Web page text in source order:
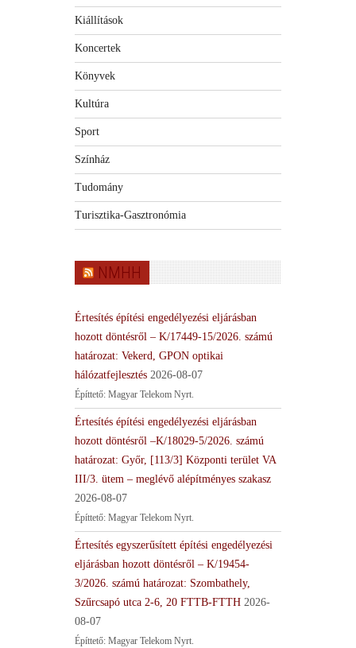
Kiállítások
Koncertek
Könyvek
Kultúra
Sport
Színház
Tudomány
Turisztika-Gasztronómia
NMHH
Értesítés építési engedélyezési eljárásban
hozott döntésről – K/17449-15/2026. számú
határozat: Vekerd, GPON optikai
hálózatfejlesztés 2026-08-07
Építtető: Magyar Telekom Nyrt.
Értesítés építési engedélyezési eljárásban
hozott döntésről –K/18029-5/2026. számú
határozat: Győr, [113/3] Központi terület VA
III/3. ütem – meglévő alépítményes szakasz
2026-08-07
Építtető: Magyar Telekom Nyrt.
Értesítés egyszerűsített építési engedélyezési
eljárásban hozott döntésről – K/19454-
3/2026. számú határozat: Szombathely,
Szűrcsapó utca 2-6, 20 FTTB-FTTH 2026-
08-07
Építtető: Magyar Telekom Nyrt.